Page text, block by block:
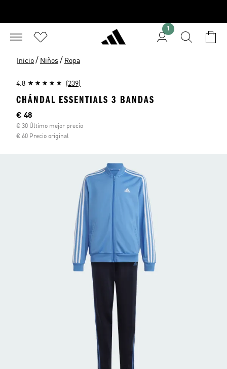
1
Inicio / Niños / Ropa
4.8 (239)
CHÁNDAL ESSENTIALS 3 BANDAS
Precio actual
€ 48
€ 30 Último mejor precio
€ 60 Precio original